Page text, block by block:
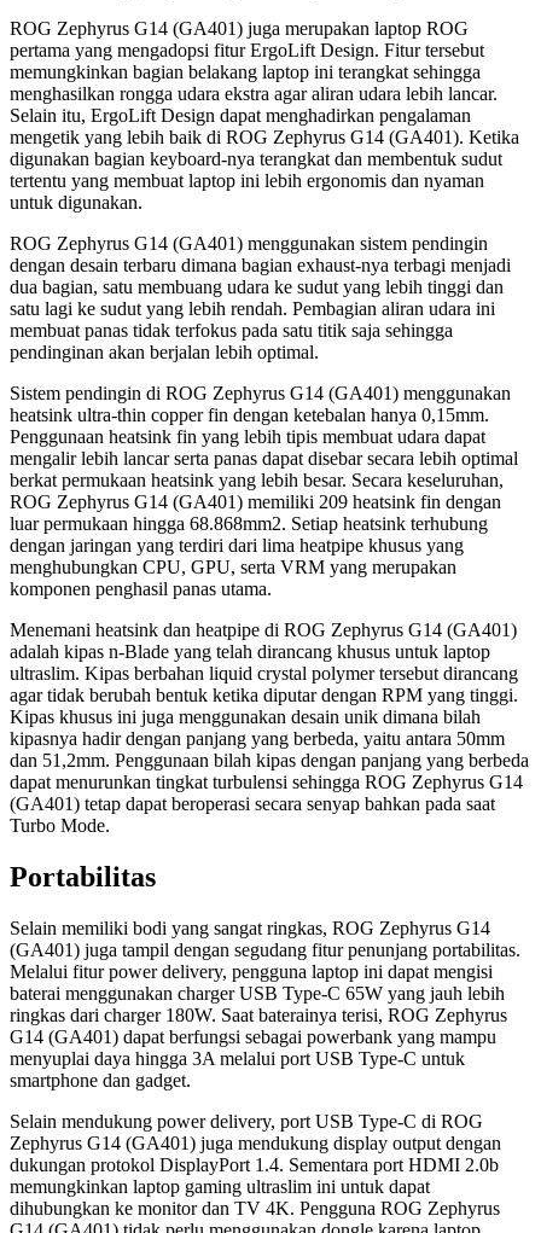
ROG Zephyrus G14 (GA401) juga merupakan laptop ROG
pertama yang mengadopsi fitur ErgoLift Design. Fitur tersebut
memungkinkan bagian belakang laptop ini terangkat sehingga
menghasilkan rongga udara ekstra agar aliran udara lebih lancar.
Selain itu, ErgoLift Design dapat menghadirkan pengalaman
mengetik yang lebih baik di ROG Zephyrus G14 (GA401). Ketika
digunakan bagian keyboard-nya terangkat dan membentuk sudut
tertentu yang membuat laptop ini lebih ergonomis dan nyaman
untuk digunakan.
ROG Zephyrus G14 (GA401) menggunakan sistem pendingin
dengan desain terbaru dimana bagian exhaust-nya terbagi menjadi
dua bagian, satu membuang udara ke sudut yang lebih tinggi dan
satu lagi ke sudut yang lebih rendah. Pembagian aliran udara ini
membuat panas tidak terfokus pada satu titik saja sehingga
pendinginan akan berjalan lebih optimal.
Sistem pendingin di ROG Zephyrus G14 (GA401) menggunakan
heatsink ultra-thin copper fin dengan ketebalan hanya 0,15mm.
Penggunaan heatsink fin yang lebih tipis membuat udara dapat
mengalir lebih lancar serta panas dapat disebar secara lebih optimal
berkat permukaan heatsink yang lebih besar. Secara keseluruhan,
ROG Zephyrus G14 (GA401) memiliki 209 heatsink fin dengan
luar permukaan hingga 68.868mm2. Setiap heatsink terhubung
dengan jaringan yang terdiri dari lima heatpipe khusus yang
menghubungkan CPU, GPU, serta VRM yang merupakan
komponen penghasil panas utama.
Menemani heatsink dan heatpipe di ROG Zephyrus G14 (GA401)
adalah kipas n-Blade yang telah dirancang khusus untuk laptop
ultraslim. Kipas berbahan liquid crystal polymer tersebut dirancang
agar tidak berubah bentuk ketika diputar dengan RPM yang tinggi.
Kipas khusus ini juga menggunakan desain unik dimana bilah
kipasnya hadir dengan panjang yang berbeda, yaitu antara 50mm
dan 51,2mm. Penggunaan bilah kipas dengan panjang yang berbeda
dapat menurunkan tingkat turbulensi sehingga ROG Zephyrus G14
(GA401) tetap dapat beroperasi secara senyap bahkan pada saat
Turbo Mode.
Portabilitas
Selain memiliki bodi yang sangat ringkas, ROG Zephyrus G14
(GA401) juga tampil dengan segudang fitur penunjang portabilitas.
Melalui fitur power delivery, pengguna laptop ini dapat mengisi
baterai menggunakan charger USB Type-C 65W yang jauh lebih
ringkas dari charger 180W. Saat baterainya terisi, ROG Zephyrus
G14 (GA401) dapat berfungsi sebagai powerbank yang mampu
menyuplai daya hingga 3A melalui port USB Type-C untuk
smartphone dan gadget.
Selain mendukung power delivery, port USB Type-C di ROG
Zephyrus G14 (GA401) juga mendukung display output dengan
dukungan protokol DisplayPort 1.4. Sementara port HDMI 2.0b
memungkinkan laptop gaming ultraslim ini untuk dapat
dihubungkan ke monitor dan TV 4K. Pengguna ROG Zephyrus